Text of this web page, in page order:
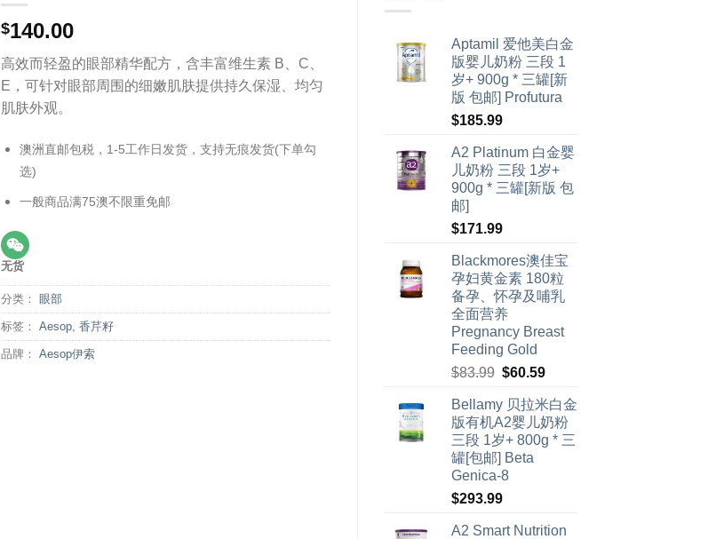
Aptamil 爱他美白金
版婴儿奶粉 三段 1
岁+ 900g * 三罐[新
版 包邮] Profutura
$185.99
A2 Platinum 白金婴
儿奶粉 三段 1岁+
900g * 三罐[新版 包
邮]
$171.99
Blackmores澳佳宝
孕妇黄金素 180粒
备孕、怀孕及哺乳
全面营养
Pregnancy Breast
Feeding Gold
$83.99 原
为：
$83.99。
$60.59当
价
格
为：
Bellamy 贝拉米白金
版有机A2婴儿奶粉
三段 1岁+ 800g * 三
罐[包邮] Beta
Genica-8
$293.99
A2 Smart Nutrition
$140.00
高效而轻盈的眼部精华配方，含丰富维生素 B、C、
E，可针对眼部周围的细嫩肌肤提供持久保湿、均匀
肌肤外观。
澳洲直邮包税，1-5工作日发货，支持无痕发货(下单勾
选)
一般商品满75澳不限重免邮
无货
分类： 眼部
标签： Aesop, 香芹籽
品牌： Aesop伊索